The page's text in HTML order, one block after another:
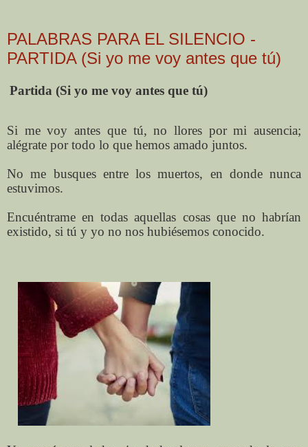
PALABRAS PARA EL SILENCIO -
PARTIDA (Si yo me voy antes que tú)
Partida (Si yo me voy antes que tú)
Si me voy antes que tú, no llores por mi ausencia;
alégrate por todo lo que hemos amado juntos.
No me busques entre los muertos, en donde nunca
estuvimos.
Encuéntrame en todas aquellas cosas que no habrían
existido, si tú y yo no nos hubiésemos conocido.